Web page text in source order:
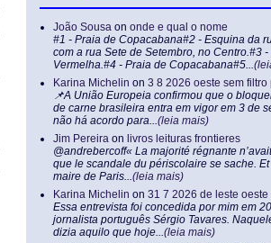
João Sousa on onde e qual o nome
#1 - Praia de Copacabana#2 - Esquina da
com a rua Sete de Setembro, no Centro.#3 -
Vermelha.#4 - Praia de Copacabana#5...
Karina Michelin on 3 8 2026 oeste sem filtro
📌A União Europeia confirmou que o
de carne brasileira entra em vigor em 3 de
não há acordo para...(leia mais)
Jim Pereira on livros leituras frontieres
@andrebercoff« La majorité régnante
que le scandale du périscolaire se sache. Et
maire de Paris...(leia mais)
Karina Michelin on 31 7 2026 de leste
Essa entrevista foi concedida por mim em
jornalista português Sérgio Tavares.
dizia aquilo que hoje...(leia mais)